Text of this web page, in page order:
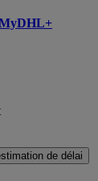
MyDHL+
de délai